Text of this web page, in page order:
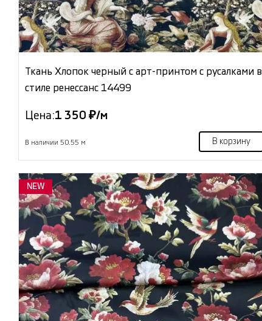
Ткань Хлопок черный с арт-принтом с русалками в
стиле ренессанс 14499
Цена:1 350 ₽/м
В наличии 50.55 м В корзину
NEW